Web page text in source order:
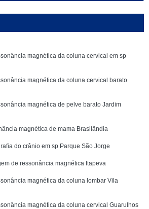
magnética da coluna cervical em sp
magnética da coluna cervical barato
magnética de pelve barato Jardim
magnética de mama Brasilândia
do crânio em sp Parque São Jorge
de ressonância magnética Itapeva
magnética da coluna lombar Vila
magnética da coluna cervical Guarulhos